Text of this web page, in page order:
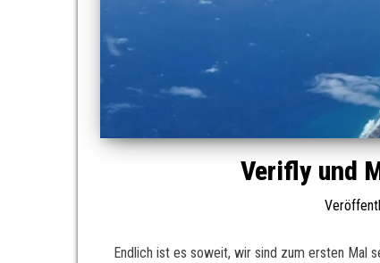
Verifly und
Endlich ist es soweit, wir sind zum ersten Mal